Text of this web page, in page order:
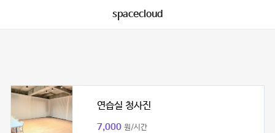
spacecloud
연습실 청사진
7,000 원/시간